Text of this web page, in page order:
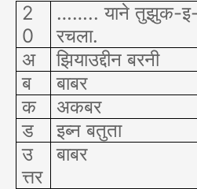
2
0
…….. याने तुझुक-इ-
रचला.
अ
झियाउद्दीन बरनी
ब
बाबर
क
अकबर
ड
इब्न बतुता
उ
त्तर
बाबर